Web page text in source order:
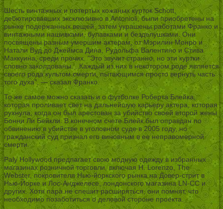
Шесть винтажных и потертых кожаных курток Schott,
дебютировавших эксклюзивно в Antonioli, были приобретены на
рынке подержанных вещей, затем украшены работами Франко и
винтажными нашивками, булавками и безделушками. Они
посвящены разным умершим актерам, от Мэрилин Монро и
Натали Вуд до Джеймса Дина, Рудольфа Валентино и Стива
Маккуина, среди прочих. “Это звучит странно, но эти куртки
словно заколдованы. ..Каждый из них в некотором роде является
своего рода культом смерти, пытающимся просто вернуть часть
того духа”, — сказал Франко.
То же самое можно сказать и о футболке Роберта Блейка,
которая проливает свет на дальнейшую карьеру актера, которая
рухнула, когда он был арестован за убийство своей второй жены
Бонни Ли Бейкли. В конечном счете Блейк был оправдан по
обвинению в убийстве в уголовном суде в 2005 году, но
гражданский суд признал его виновным в ее неправомерной
смерти.
Paly Hollywood предлагает свою модную одежду в избранных
магазинах розничной торговли, включая H. Lorenzo, The
Webster, покровителя Нью-йоркского рынка на Довер-стрит в
Нью-Йорке и Лос-Анджелесе, лондонского магазина LN-CC и
других. Хотя пара не спешит расширяться, они помнят, что
необходимо позаботиться о деловой стороне проекта.